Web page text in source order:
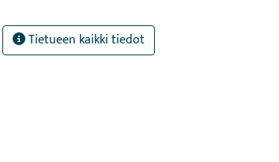
Tietueen kaikki tiedot